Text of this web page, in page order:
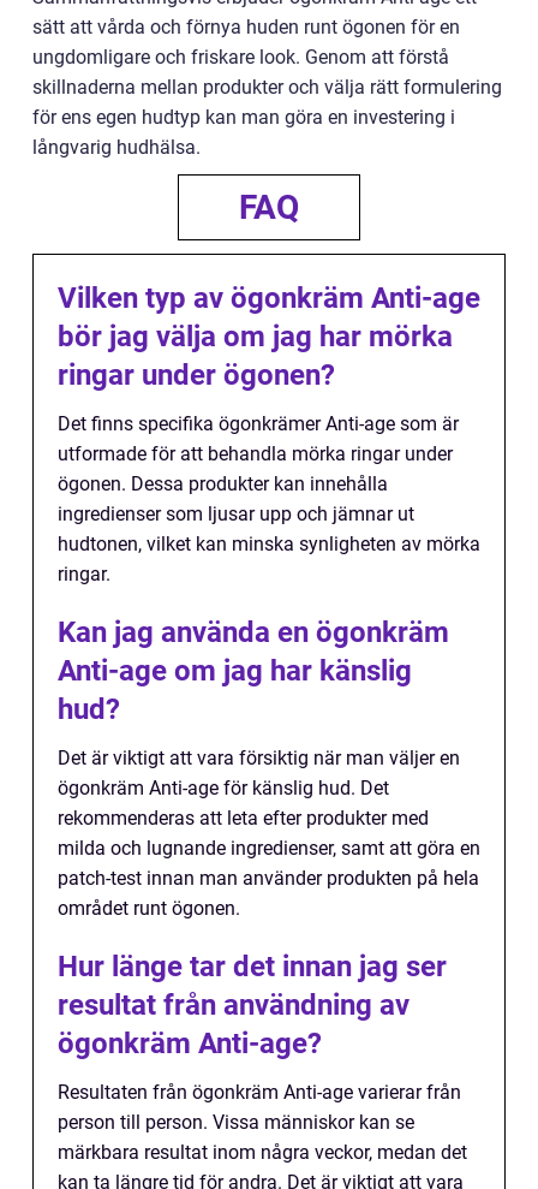
sätt att vårda och förnya huden runt ögonen för en
ungdomligare och friskare look. Genom att förstå
skillnaderna mellan produkter och välja rätt formulering
för ens egen hudtyp kan man göra en investering i
långvarig hudhälsa.
FAQ
Vilken typ av ögonkräm Anti-age
bör jag välja om jag har mörka
ringar under ögonen?
Det finns specifika ögonkrämer Anti-age som är
utformade för att behandla mörka ringar under
ögonen. Dessa produkter kan innehålla
ingredienser som ljusar upp och jämnar ut
hudtonen, vilket kan minska synligheten av mörka
ringar.
Kan jag använda en ögonkräm
Anti-age om jag har känslig
hud?
Det är viktigt att vara försiktig när man väljer en
ögonkräm Anti-age för känslig hud. Det
rekommenderas att leta efter produkter med
milda och lugnande ingredienser, samt att göra en
patch-test innan man använder produkten på hela
området runt ögonen.
Hur länge tar det innan jag ser
resultat från användning av
ögonkräm Anti-age?
Resultaten från ögonkräm Anti-age varierar från
person till person. Vissa människor kan se
märkbara resultat inom några veckor, medan det
kan ta längre tid för andra. Det är viktigt att vara